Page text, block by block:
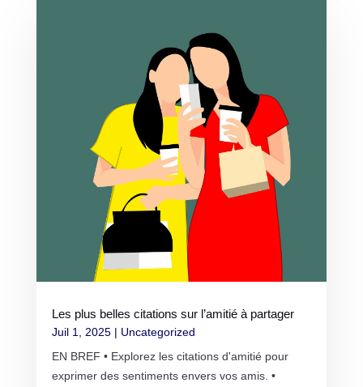
Les plus belles citations sur l’amitié à partager
Juil 1, 2025| Uncategorized
EN BREF • Explorez les citations d'amitié pour
exprimer des sentiments envers vos amis. •